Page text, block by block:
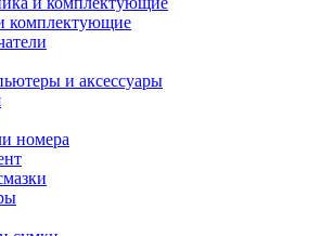
комплектующие
и аксессуары
номера